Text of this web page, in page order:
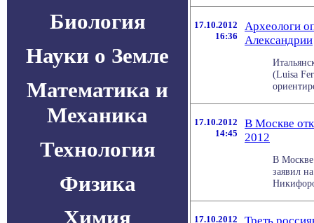
Биология
Науки о Земле
Математика и
Механика
Технология
Физика
Химия
17.10.2012
16:36
Археологи
Александрии
(Luisa
17.10.2012
14:45
В Москве
2012
В Москве
заявил
17.10.2012